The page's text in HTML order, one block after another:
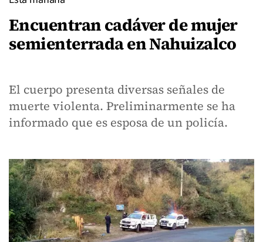
Encuentran cadáver de mujer
semienterrada en Nahuizalco
El cuerpo presenta diversas señales de
muerte violenta. Preliminarmente se ha
informado que es esposa de un policía.